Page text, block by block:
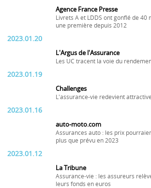
Agence France Presse
Livrets A et LDDS ont gonflé de
une première depuis 2012
2023.01.20
L'Argus de l'Assurance
Les UC tracent la voie du
2023.01.19
Challenges
L'assurance-vie redevient attractive
2023.01.16
auto-moto.com
Assurances auto : les prix
plus que prévu en 2023
2023.01.12
La Tribune
Assurance-vie : les assureurs
leurs fonds en euros